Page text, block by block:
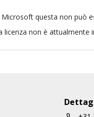
questa non può
licenza non è attualmente